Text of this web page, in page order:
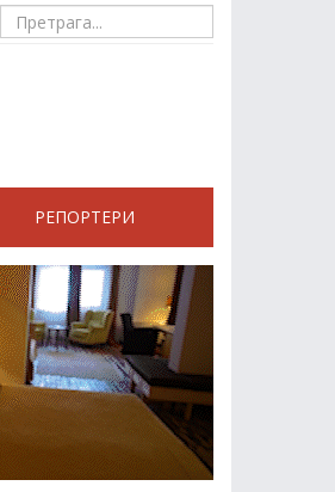
РЕПОРТЕРИ